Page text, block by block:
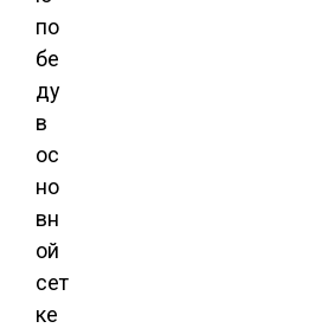
по
бе
ду
в
ос
но
вн
ой
сет
ке